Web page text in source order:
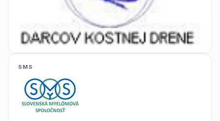
SMS